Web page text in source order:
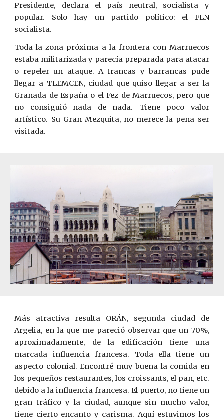
Presidente, declara el país neutral, socialista y
popular. Solo hay un partido político: el FLN
socialista.
Toda la zona próxima a la frontera con Marruecos
estaba militarizada y parecía preparada para atacar
o repeler un ataque. A trancas y barrancas pude
llegar a TLEMCEN, ciudad que quiso llegar a ser la
Granada de España o el Fez de Marruecos, pero que
no consiguió nada de nada. Tiene poco valor
artístico. Su Gran Mezquita, no merece la pena ser
visitada.
Más atractiva resulta ORÁN, segunda ciudad de
Argelia, en la que me pareció observar que un 70%,
aproximadamente, de la edificación tiene una
marcada influencia francesa. Toda ella tiene un
aspecto colonial. Encontré muy buena la comida en
los pequeños restaurantes, los croissants, el pan, etc.
debido a la influencia francesa. El puerto, no tiene un
gran tráfico y la ciudad, aunque sin mucho valor,
tiene cierto encanto y carisma. Aquí estuvimos los